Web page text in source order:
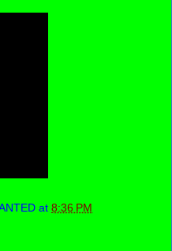
at 8:36 PM